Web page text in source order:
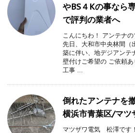
やBS４Kの事なら
で評判の業者へ
こんにちわ！ アンテナの
先日、大和市中央林間（
築に伴い、地デジアンテ
壁付けご希望の ご依頼
工事 ...
倒れたアンテナを
横浜市青葉区/マツ
マツザワ電気 松澤です